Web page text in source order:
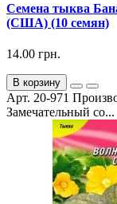
Семена тыква
(США) (10 семян)
14.00 грн.
В корзину
Арт. 20-971
Замечательный со...